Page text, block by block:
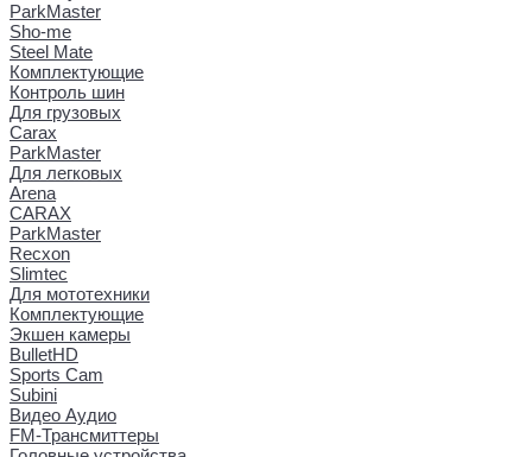
ParkMaster
Sho-me
Steel Mate
Комплектующие
Контроль шин
Для грузовых
Carax
ParkMaster
Для легковых
Arena
CARAX
ParkMaster
Recxon
Slimtec
Для мототехники
Комплектующие
Экшен камеры
BulletHD
Sports Cam
Subini
Видео Аудио
FM-Трансмиттеры